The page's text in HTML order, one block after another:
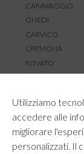
Utilizziamo
accedere alle
migliorare
personalizzati. Il
CARAVAGGIO
GHEDI
CARVICO
CREMONA
ROVATO
RESI E RIMBORSI